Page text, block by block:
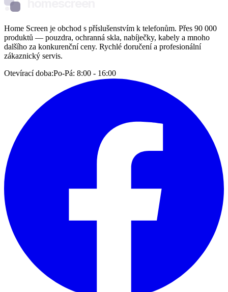
Home Screen je obchod s příslušenstvím k telefonům. Přes 90 000
produktů — pouzdra, ochranná skla, nabíječky, kabely a mnoho
dalšího za konkurenční ceny. Rychlé doručení a profesionální
zákaznický servis.
Otevírací doba:Po-Pá: 8:00 - 16:00